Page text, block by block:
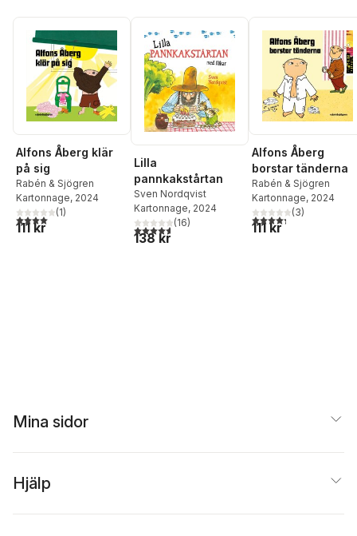
Alfons Åberg klär
på sig
Rabén & Sjögren
Kartonnage, 2024
4,0utav 5 stjärnor. Totalt antal röster:
(1)
111 kr
Lilla
pannkakstårtan
Sven Nordqvist
Kartonnage, 2024
4,6utav 5 stjärnor. Totalt antal röster:
(16)
138 kr
Alfons Åberg
borstar tänderna
Rabén & Sjögren
Kartonnage, 2024
4,3utav 5 stjärnor.
(3)
111 kr
Mina sidor
Hjälp